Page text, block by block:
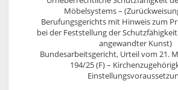
Möbelsystems –
Berufungsgerichts mit Hinweis zum
bei der Feststellung der
angewandter Kunst)
Bundesarbeitsgericht, Urteil vom 21.
194/25 (F) –